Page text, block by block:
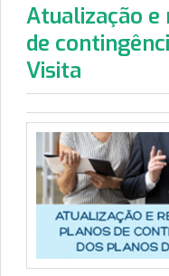
Atualização e
de
Visita